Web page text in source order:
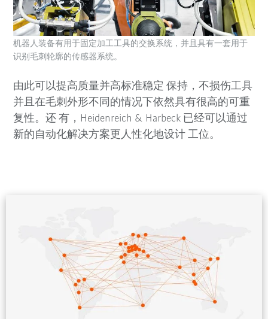
由此可以提高质量并高标准稳定 保持，不损伤工具
并且在毛刺外形不同的情况下依然具有很高的可重
复性。还 有，Heidenreich & Harbeck 已经可以通过
新的自动化解决方案更人性化地设计 工位。
机器人装备有用于固定加工工具的交换系统，并且具有一套用于
识别毛刺轮廓的传感器系统。